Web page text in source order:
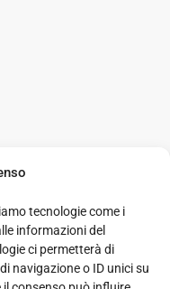
tecnologie come i
informazioni del
ci permetterà di
navigazione o ID unici su